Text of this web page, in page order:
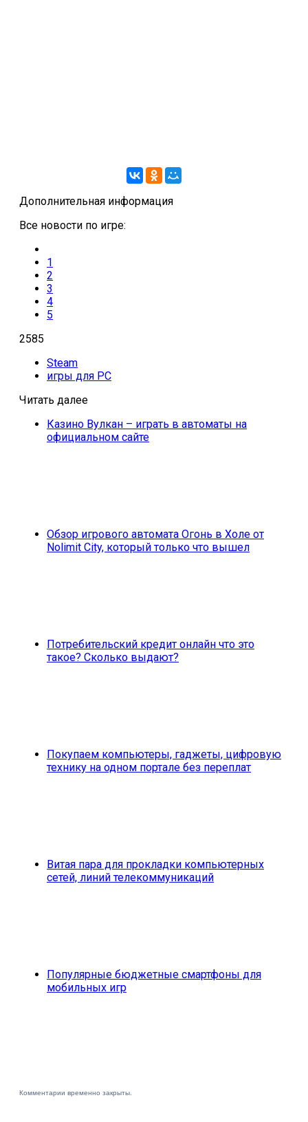
Дополнительная информация
Все новости по игре:
1
2
3
4
5
2585
Steam
игры для PC
Читать далее
Казино Вулкан – играть в автоматы на
официальном сайте
Обзор игрового автомата Огонь в Холе от
Nolimit City, который только что вышел
Потребительский кредит онлайн что это
такое? Сколько выдают?
Покупаем компьютеры, гаджеты, цифровую
технику на одном портале без переплат
Витая пара для прокладки компьютерных
сетей, линий телекоммуникаций
Популярные бюджетные смартфоны для
мобильных игр
Комментарии временно закрыты.